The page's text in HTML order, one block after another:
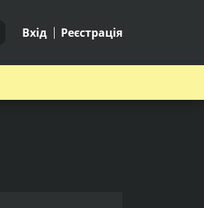
Вхід Реєстрація